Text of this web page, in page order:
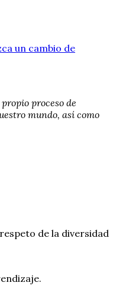
un cambio de
proceso de
mundo, así como
de la diversidad